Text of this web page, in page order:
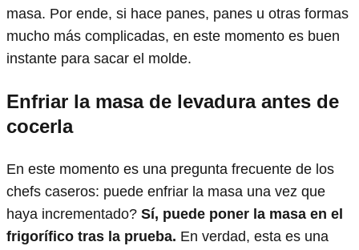
masa. Por ende, si hace panes, panes u otras formas
mucho más complicadas, en este momento es buen
instante para sacar el molde.
Enfriar la masa de levadura antes de
cocerla
En este momento es una pregunta frecuente de los
chefs caseros: puede enfriar la masa una vez que
haya incrementado? Sí, puede poner la masa en el
frigorífico tras la prueba. En verdad, esta es una